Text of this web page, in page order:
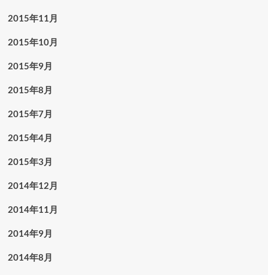
2015年11月
2015年10月
2015年9月
2015年8月
2015年7月
2015年4月
2015年3月
2014年12月
2014年11月
2014年9月
2014年8月